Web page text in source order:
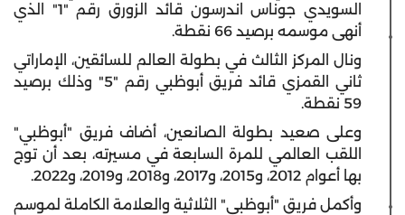
السويدي جوناس اندرسون قائد الزورق رقم "1" الذي
أنهى موسمه برصيد 66 نقطة.
ونال المركز الثالث في بطولة العالم للسائقين، الإماراتي
ثاني القمزي قائد فريق أبوظبي رقم "5" وذلك برصيد
59 نقطة.
وعلى صعيد بطولة الصانعين، أضاف فريق "أبوظبي"
اللقب العالمي للمرة السابعة في مسيرته، بعد أن توج
بها أعوام 2012، و2015، و2017، و2018، و2019، و2022.
وأكمل فريق "أبوظبي" الثلاثية والعلامة الكاملة لموسم